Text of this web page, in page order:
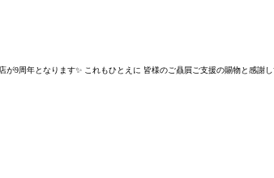
が9周年となります✨ これもひとえに 皆様のご贔屓ご支援の賜物と感